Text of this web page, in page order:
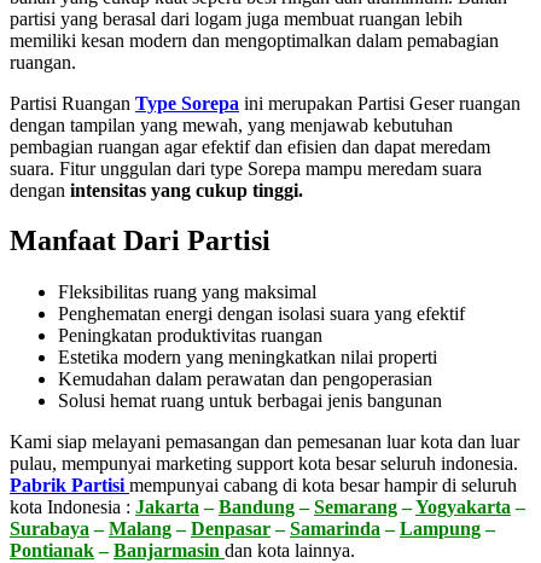
partisi yang berasal dari logam juga membuat ruangan lebih
memiliki kesan modern dan mengoptimalkan dalam pemabagian
ruangan.
Partisi Ruangan Type Sorepa ini merupakan Partisi Geser ruangan
dengan tampilan yang mewah, yang menjawab kebutuhan
pembagian ruangan agar efektif dan efisien dan dapat meredam
suara. Fitur unggulan dari type Sorepa mampu meredam suara
dengan intensitas yang cukup tinggi.
Manfaat Dari Partisi
Fleksibilitas ruang yang maksimal
Penghematan energi dengan isolasi suara yang efektif
Peningkatan produktivitas ruangan
Estetika modern yang meningkatkan nilai properti
Kemudahan dalam perawatan dan pengoperasian
Solusi hemat ruang untuk berbagai jenis bangunan
Kami siap melayani pemasangan dan pemesanan luar kota dan luar
pulau, mempunyai marketing support kota besar seluruh indonesia.
Pabrik Partisi mempunyai cabang di kota besar hampir di seluruh
kota Indonesia : Jakarta –Bandung–Semarang–Yogyakarta –
Surabaya –Malang–Denpasar–Samarinda –Lampung–
Pontianak–Banjarmasin dan kota lainnya.